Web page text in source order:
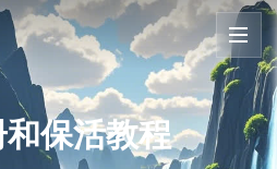
首页
文章
保活教程